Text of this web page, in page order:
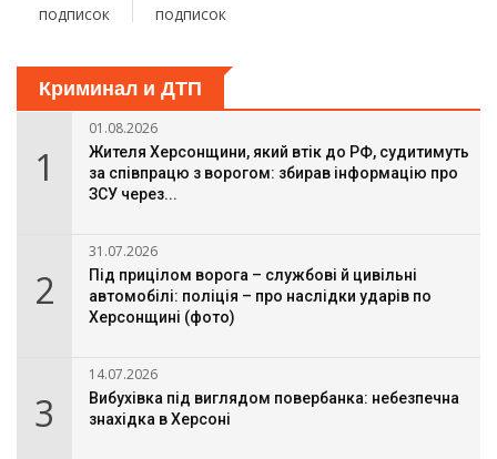
подписок подписок
Криминал и ДТП
1
01.08.2026
Жителя Херсонщини, який втік до РФ, судитимуть
за співпрацю з ворогом: збирав інформацію про
ЗСУ через...
2
31.07.2026
Під прицілом ворога – службові й цивільні
автомобілі: поліція – про наслідки ударів по
Херсонщині (фото)
3
14.07.2026
Вибухівка під виглядом повербанка: небезпечна
знахідка в Херсоні